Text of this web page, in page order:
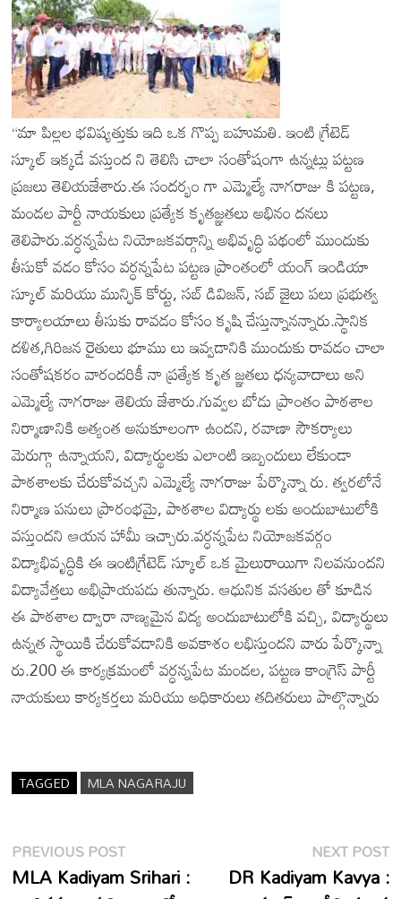
“మా పిల్లల భవిష్యత్తుకు ఇది ఒక గొప్ప బహుమతి. ఇంటి గ్రేటెడ్
స్కూల్ ఇక్కడే వస్తుంద ని తెలిసి చాలా సంతోషంగా ఉన్నట్లు పట్టణ
ప్రజలు తెలియజేశారు.ఈ సందర్భం గా ఎమ్మెల్యే నాగరాజు కి పట్టణ,
మండల పార్టీ నాయకులు ప్రత్యేక కృతజ్ఞతలు అభినం దనలు
తెలిపారు.వర్ధన్నపేట నియోజకవర్గాన్ని అభివృద్ధి పథంలో ముందుకు
తీసుకో వడం కోసం వర్ధన్నపేట పట్టణ ప్రాంతంలో యంగ్ ఇండియా
స్కూల్ మరియు మున్ఫిక్ కోర్టు, సబ్ డివిజన్, సబ్ జైలు పలు ప్రభుత్వ
కార్యాలయాలు తీసుకు రావడం కోసం కృషి చేస్తున్నానన్నారు.స్థానిక
దళిత,గిరిజన రైతులు భూము లు ఇవ్వడానికి ముందుకు రావడం చాలా
సంతోషకరం వారందరికీ నా ప్రత్యేక కృత జ్ఞతలు ధన్యవాదాలు అని
ఎమ్మెల్యే నాగరాజు తెలియ జేశారు.గువ్వల బోడు ప్రాంతం పాఠశాల
నిర్మాణానికి అత్యంత అనుకూలంగా ఉందని, రవాణా సౌకర్యాలు
మెరుగ్గా ఉన్నాయని, విద్యార్థులకు ఎలాంటి ఇబ్బందులు లేకుండా
పాఠశాలకు చేరుకోవచ్చని ఎమ్మెల్యే నాగరాజు పేర్కొన్నా రు. త్వరలోనే
నిర్మాణ పనులు ప్రారంభమై, పాఠశాల విద్యార్థు లకు అందుబాటులోకి
వస్తుందని ఆయన హామీ ఇచ్చారు.వర్ధన్నపేట నియోజకవర్గం
విద్యాభివృద్ధికి ఈ ఇంటిగ్రేటెడ్ స్కూల్ ఒక మైలురాయిగా నిలవనుందని
విద్యావేత్తలు అభిప్రాయపడు తున్నారు. ఆధునిక వసతుల తో కూడిన
ఈ పాఠశాల ద్వారా నాణ్యమైన విద్య అందుబాటులోకి వచ్చి, విద్యార్థులు
ఉన్నత స్థాయికి చేరుకోవడానికి అవకాశం లభిస్తుందని వారు పేర్కొన్నా
రు.200 ఈ కార్యక్రమంలో వర్ధన్నపేట మండల, పట్టణ కాంగ్రెస్ పార్టీ
నాయకులు కార్యకర్తలు మరియు అధికారులు తదితరులు పాల్గొన్నారు
TAGGED MLA NAGARAJU
Post
PREVIOUS POSTPrevious
post:
MLA Kadiyam Srihari :
NEXT POST
DR Kadiyam Kavya :